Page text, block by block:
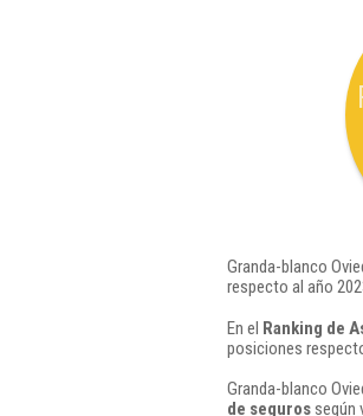
Granda-blanco
respecto al año
En el Ranking de
posiciones
Granda-blanco
de segurossegún